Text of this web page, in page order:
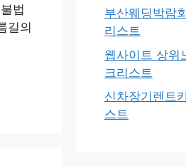
법
길의
부산웨딩박람
리스트
웹사이트 상위
크리스트
신차장기렌트
스트